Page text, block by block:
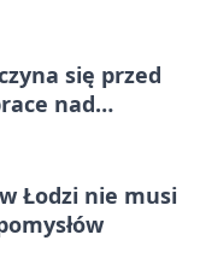
się przed
nad
Łodzi nie musi